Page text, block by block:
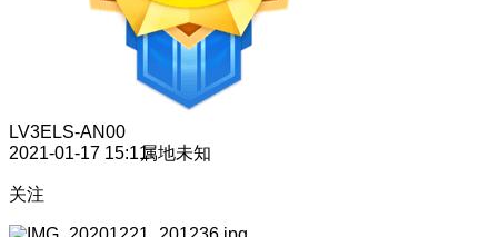
LV3ELS-AN00
2021-01-17 15:11属地未知
关注